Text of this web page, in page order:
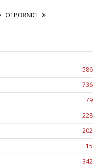
OTPORNICI
586
736
79
228
202
15
342